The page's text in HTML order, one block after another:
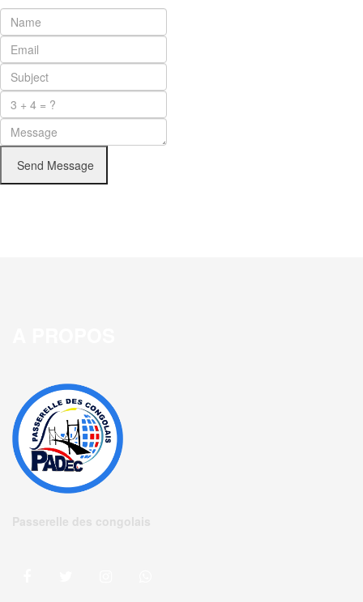
Send Message
Passerelle des congolais